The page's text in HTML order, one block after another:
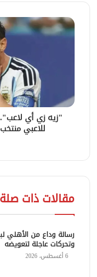
"زيه زي أي
للاعبي
مقالات ذات صلة
رسالة وداع من الأهلي
وتحركات عاجلة لتعويضه
6 أغسطس، 2026